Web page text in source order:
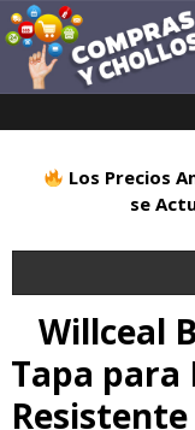
Los Precios
se
Inicio
Alimentación
Willceal
Tapa para